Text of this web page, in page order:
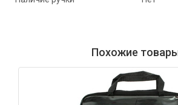
Похожие